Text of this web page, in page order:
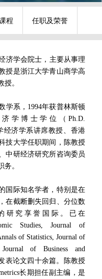
程 任职及荣誉
济学会院士， 主要从事理
授是浙江大学青山商学高
。
学系，1994年获普林斯顿
济学博士学位（Ph.D.
经济学系讲席教授、香港
技大学任职期间，陈教授
中研经济研究所咨询委员
。
国际知名学者，特别是在
在截断删失回归、分位数
研究享誉国际。已在
Studies, Journal of
of Statistics, Journal of
Journal of Business and
表论文四十余篇。陈教授
长期担任副主编，是